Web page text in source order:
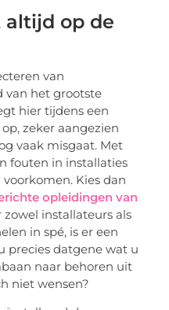
op de
van
van het grootste
hier tijdens een
zeker aangezien
vaak misgaat. Met
fouten in installaties
Kies dan
opleidingen van
zowel installateurs als
in spé, is er een
precies datgene wat u
naar behoren uit
niet wensen?